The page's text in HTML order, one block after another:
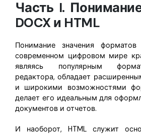
Все Функции PDF
Часть I.
DOCX и HTML
Понимание значения
современном цифровом мире
являясь популярным
редактора, обладает
и широкими возможностями
делает его идеальным для
документов и отчетов.
И наоборот, HTML служит